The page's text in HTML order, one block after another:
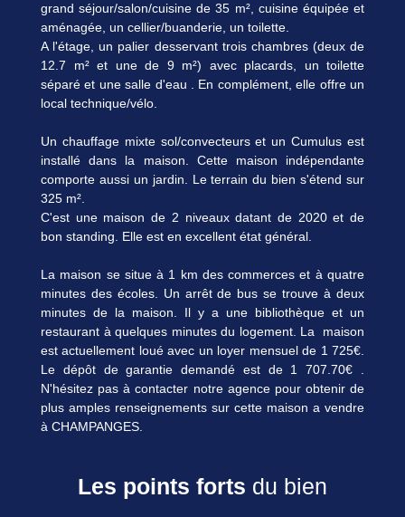
grand séjour/salon/cuisine de 35 m², cuisine équipée et
aménagée, un cellier/buanderie, un toilette.
A l'étage, un palier desservant trois chambres (deux de
12.7 m² et une de 9 m²) avec placards, un toilette
séparé et une salle d'eau . En complément, elle offre un
local technique/vélo.
Un chauffage mixte sol/convecteurs et un Cumulus est
installé dans la maison. Cette maison indépendante
comporte aussi un jardin. Le terrain du bien s'étend sur
325 m².
C'est une maison de 2 niveaux datant de 2020 et de
bon standing. Elle est en excellent état général.
La maison se situe à 1 km des commerces et à quatre
minutes des écoles. Un arrêt de bus se trouve à deux
minutes de la maison. Il y a une bibliothèque et un
restaurant à quelques minutes du logement. La maison
est actuellement loué avec un loyer mensuel de 1 725€.
Le dépôt de garantie demandé est de 1 707.70€ .
N'hésitez pas à contacter notre agence pour obtenir de
plus amples renseignements sur cette maison a vendre
à CHAMPANGES.
Les points forts du bien